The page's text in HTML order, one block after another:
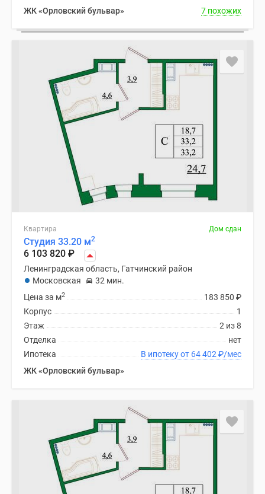
Ипотечный
Новости
Ленинградской
класса
Новостройки
класса
коттеджи
поселки
Санкт-
Ленинградской
ЖК «Орловский бульвар»
7 похожих
Квартира Дом сдан
Студия 33.20 м2
6 103 820 ₽
Ленинградская область, Гатчинский район
Московская
32 мин.
183 850 ₽
Цена за м2
1
Корпус
2 из 8
Этаж
нет
Отделка
В ипотеку от 64 402 ₽/мес
Ипотека
ЖК «Орловский бульвар»